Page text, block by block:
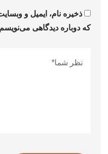
ذخیره نام، ایمیل و
که دوباره دیدگاهی